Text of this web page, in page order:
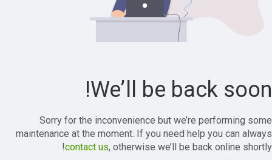
We’ll be back soon!
Sorry for the inconvenience but we’re performing some
maintenance at the moment. If you need help you can always
contact us, otherwise we’ll be back online shortly!